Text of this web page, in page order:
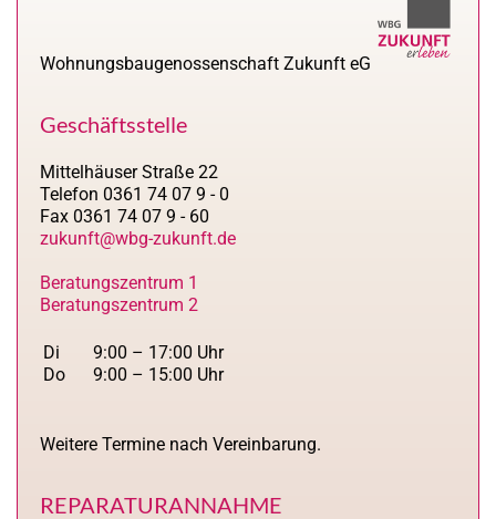
Wohnungsbaugenossenschaft Zukunft eG
Geschäftsstelle
Mittelhäuser Straße 22
Telefon 0361 74 07 9 - 0
Fax 0361 74 07 9 - 60
zukunft@wbg-zukunft.de
Beratungszentrum 1
Beratungszentrum 2
Di
Do
9:00 – 17:00 Uhr
9:00 – 15:00 Uhr
Weitere Termine nach Vereinbarung.
REPARATURANNAHME